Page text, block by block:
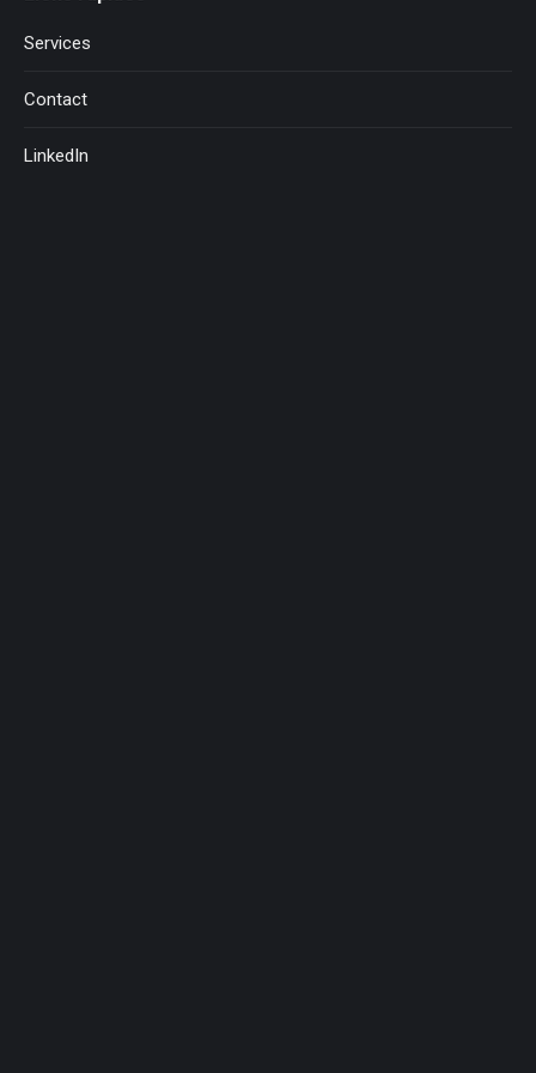
Services
Contact
LinkedIn